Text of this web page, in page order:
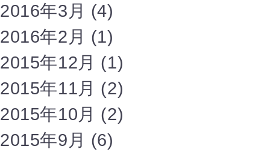
2016年3月 (4)
2016年2月 (1)
2015年12月 (1)
2015年11月 (2)
2015年10月 (2)
2015年9月 (6)